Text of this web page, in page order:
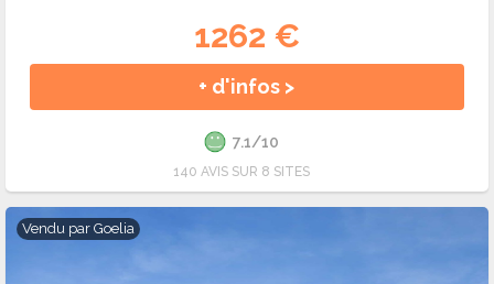
1262 €
+ d'infos >
7.1/10
140 AVIS SUR 8 SITES
Vendu par Goelia